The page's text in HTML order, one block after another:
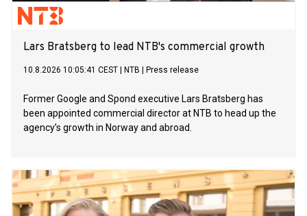
Lars Bratsberg to lead NTB's commercial growth
10.8.2026 10:05:41 CEST NTB Press release
Former Google and Spond executive Lars Bratsberg has
been appointed commercial director at NTB to head up the
agency’s growth in Norway and abroad.